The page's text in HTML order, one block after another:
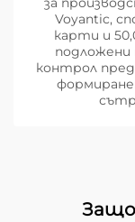
Voyantic,
карти и
подложени
контрол
Защо